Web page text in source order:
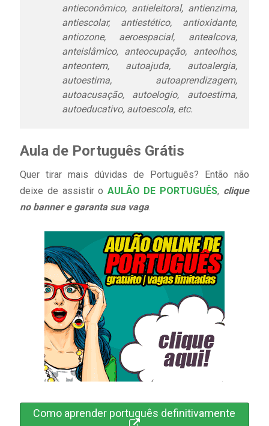
antieconômico, antieleitoral, antienzima,
antiescolar, antiestético, antioxidante,
antiozone, aeroespacial, antealcova,
anteislâmico, anteocupação, anteolhos,
anteontem, autoajuda, autoalergia,
autoestima, autoaprendizagem,
autoacusação, autoelogio, autoestima,
autoeducativo, autoescola, etc.
Aula de Português Grátis
Quer tirar mais dúvidas de Português? Então não
deixe de assistir o AULÃO DE PORTUGUÊS, clique
no banner e garanta sua vaga.
Como aprender português definitivamente